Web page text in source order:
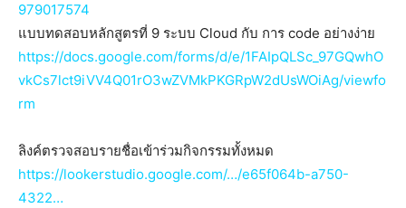
979017574
แบบทดสอบหลักสูตรที่ 9 ระบบ Cloud กับ การ code อย่างง่าย
https://docs.google.com/forms/d/e/1FAIpQLSc_97GQwhO
vkCs7lct9iVV4Q01rO3wZVMkPKGRpW2dUsWOiAg/viewfo
rm
ลิงค์ตรวจสอบรายชื่อเข้าร่วมกิจกรรมทั้งหมด
https://lookerstudio.google.com/…/e65f064b-a750-
4322…